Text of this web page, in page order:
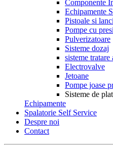
Componente
Echipamente
Pistoale si
Pompe cu
Pulverizatoare
Sisteme dozaj
sisteme tratare
Electrovalve
Jetoane
Pompe joase
Sisteme de
Echipamente
Spalatorie Self Service
Despre noi
Contact